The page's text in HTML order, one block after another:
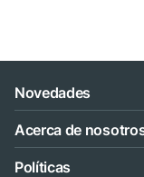
Novedades
Acerca de
Políticas